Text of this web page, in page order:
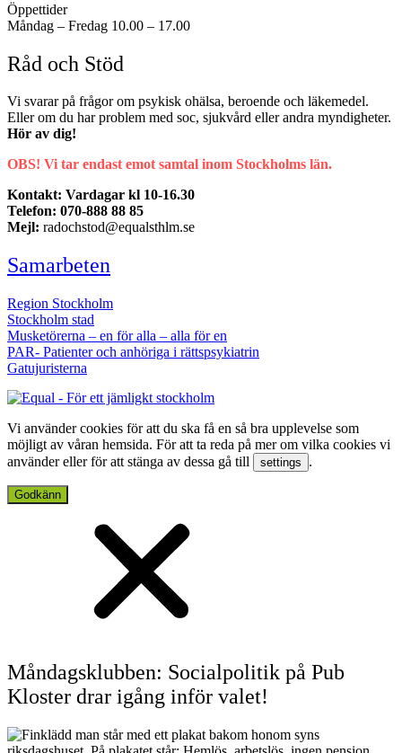
Öppettider
Måndag – Fredag 10.00 – 17.00
Råd och Stöd
Vi svarar på frågor om psykisk ohälsa, beroende och läkemedel.
Eller om du har problem med soc, sjukvård eller andra myndigheter.
Hör av dig!
OBS! Vi tar endast emot samtal inom Stockholms län.
Kontakt: Vardagar kl 10-16.30
Telefon: 070-888 88 85
Mejl: radochstod@equalsthlm.se
Samarbeten
Region Stockholm
Stockholm stad
Musketörerna – en för alla – alla för en
PAR- Patienter och anhöriga i rättspsykiatrin
Gatujuristerna
Vi använder cookies för att du ska få en så bra upplevelse som
möjligt av våran hemsida. För att ta reda på mer om vilka cookies vi
använder eller för att stänga av dessa gå till
settings .
Godkänn
Måndagsklubben: Socialpolitik på Pub
Kloster drar igång inför valet!